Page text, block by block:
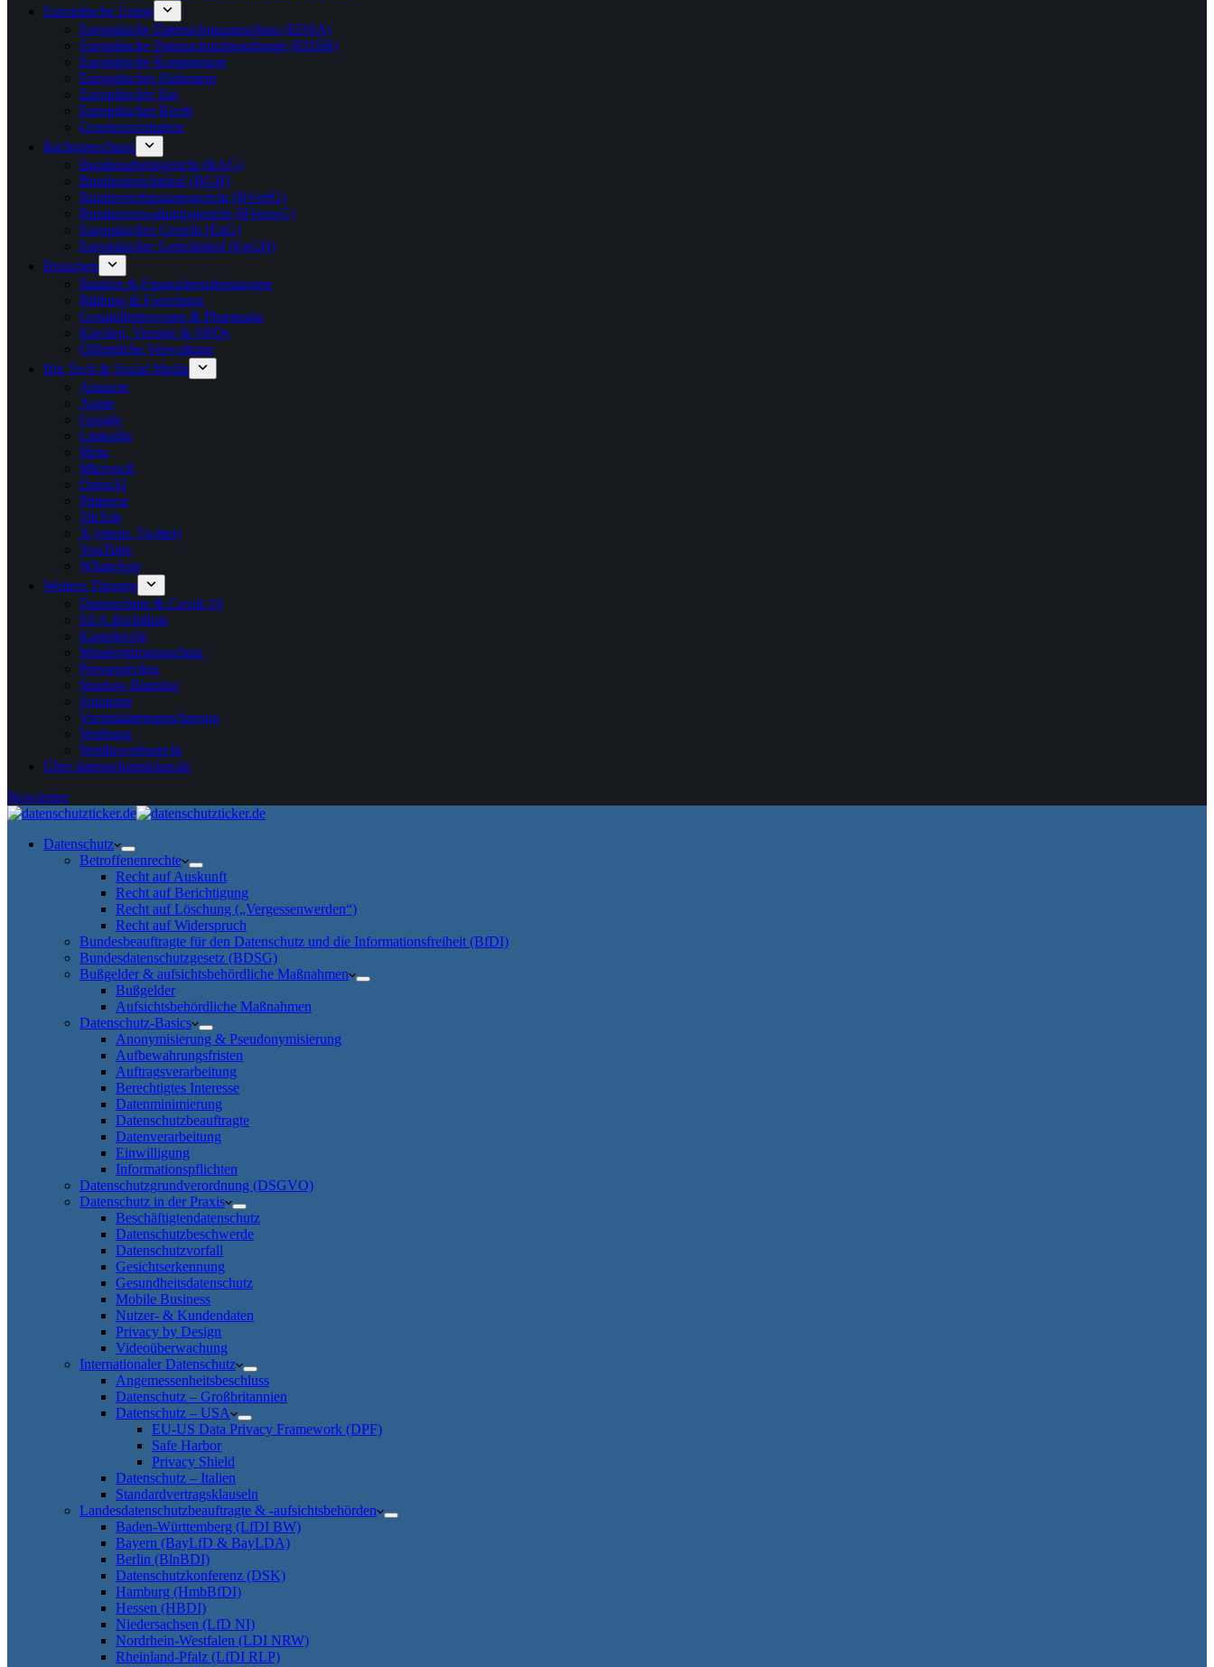
Europäische Union
Europäische Datenschutzausschuss (EDSA)
Europäische Datenschutzbeauftragte (EDSB)
Europäische Kommission
Europäisches Parlament
Europäischer Rat
Europäisches Recht
Gesetzesvorhaben
Rechtsprechung
Bundesarbeitsgericht (BAG)
Bundesgerichtshof (BGH)
Bundesverfassungsgericht (BVerfG)
Bundesverwaltungsgericht (BVerwG)
Europäisches Gericht (EuG)
Europäischer Gerichtshof (EuGH)
Branchen
Banken & Finanzdienstleistungen
Bildung & Forschung
Gesundheitswesen & Pharmazie
Kirchen, Vereine & NPOs
Öffentliche Verwaltung
Big Tech & Social Media
Amazon
Apple
Google
LinkedIn
Meta
Microsoft
OpenAI
Pinterest
TikTok
X (ehem. Twitter)
YouTube
WhatsApp
Weitere Themen
Datenschutz & Covid-19
EEA-Richtlinie
Kartellrecht
Minderjährigenschutz
Presseprivileg
Shadow Banning
Spionage
Vorratsdatenspeicherung
Werbung
Wettbewerbsrecht
Über datenschutzticker.de
Newsletter
Datenschutz
Betroffenenrechte
Recht auf Auskunft
Recht auf Berichtigung
Recht auf Löschung („Vergessenwerden“)
Recht auf Widerspruch
Bundesbeauftragte für den Datenschutz und die Informationsfreiheit (BfDI)
Bundesdatenschutzgesetz (BDSG)
Bußgelder & aufsichtsbehördliche Maßnahmen
Bußgelder
Aufsichtsbehördliche Maßnahmen
Datenschutz-Basics
Anonymisierung & Pseudonymisierung
Aufbewahrungsfristen
Auftragsverarbeitung
Berechtigtes Interesse
Datenminimierung
Datenschutzbeauftragte
Datenverarbeitung
Einwilligung
Informationspflichten
Datenschutzgrundverordnung (DSGVO)
Datenschutz in der Praxis
Beschäftigtendatenschutz
Datenschutzbeschwerde
Datenschutzvorfall
Gesichtserkennung
Gesundheitsdatenschutz
Mobile Business
Nutzer- & Kundendaten
Privacy by Design
Videoüberwachung
Internationaler Datenschutz
Angemessenheitsbeschluss
Datenschutz – Großbritannien
Datenschutz – USA
EU-US Data Privacy Framework (DPF)
Safe Harbor
Privacy Shield
Datenschutz – Italien
Standardvertragsklauseln
Landesdatenschutzbeauftragte & -aufsichtsbehörden
Baden-Württemberg (LfDI BW)
Bayern (BayLfD & BayLDA)
Berlin (BlnBDI)
Datenschutzkonferenz (DSK)
Hamburg (HmbBfDI)
Hessen (HBDI)
Niedersachsen (LfD NI)
Nordrhein-Westfalen (LDI NRW)
Rheinland-Pfalz (LfDI RLP)